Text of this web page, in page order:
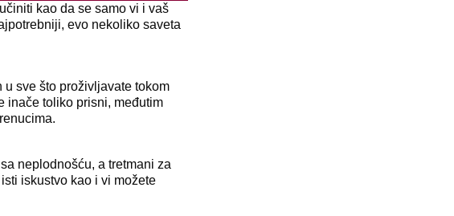
kao da se samo vi i vaš
evo nekoliko saveta
u sve što proživljavate tokom
inače toliko prisni, međutim
neplodnošću, a tretmani za
iskustvo kao i vi možete